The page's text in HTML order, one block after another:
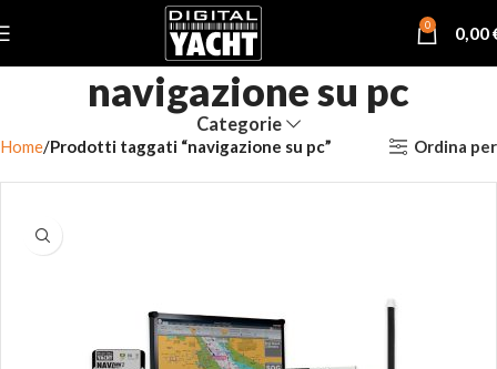
0 0,00
navigazione su pc
Categorie
Home Prodotti taggati “navigazione su pc” Ordina per